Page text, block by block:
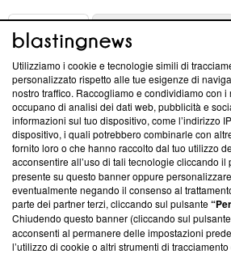
ABOUT
Questa sezione offre informazioni
News, sui nostri processi editoriali e su
creare news di qualità. Inoltre, afferma la
‘Trust Project - News with Integrity’
ancora membro del programma, ma ha
parte; Trust Project non ha ancora
conformità agli standard.
Su di noi
Team editoriale
Utilizziamo i cookie e tecnologie simili di
personalizzato rispetto alle tue esigenze di
nostro traffico. Raccogliamo e condividiamo con i
occupano di analisi dei dati web, pubblicità e
informazioni sul tuo dispositivo, come l’indirizzo
dispositivo, i quali potrebbero combinarle con
fornito loro o che hanno raccolto dal tuo utilizzo
acconsentire all’uso di tali tecnologie cliccando il
presente su questo banner oppure
eventualmente negando il consenso al
parte dei partner terzi, cliccando sul pulsante
Chiudendo questo banner (cliccando sul pulsante
acconsenti al permanere delle impostazioni
l’utilizzo di cookie o altri strumenti di